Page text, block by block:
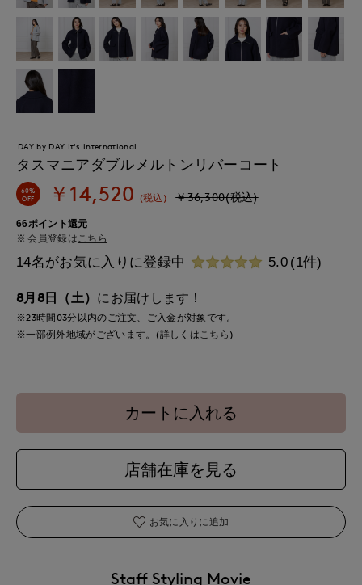
DAY by DAY It's international
タスマニアダブルメルトンリバーコート
60%
OFF ￥14,520 (税込) ￥36,300(税込)
66ポイント還元
会員登録はこちら
14名がお気に入りに登録中 5.0 (1件)
8月8日（土） にお届けします！
※23時間03分以内のご注文、ご入金が対象です。
※一部例外地域がございます。(詳しくは こちら )
カートに入れる
店舗在庫を見る
お気に入りに追加
Staff Styling Movie